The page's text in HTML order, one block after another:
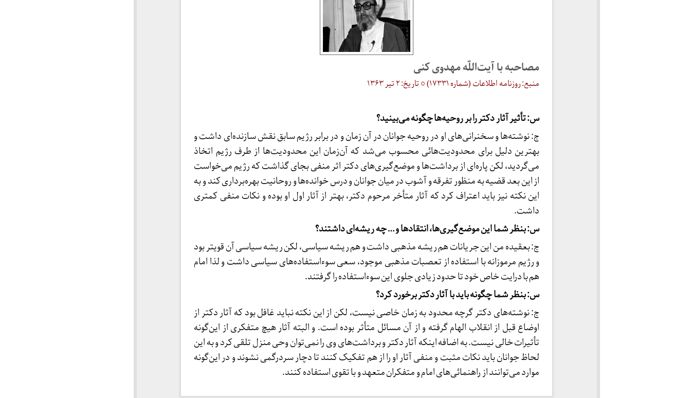
مصاحبه با آیت‌اللّه مهدوی کنی
منبع: روزنامه اطلاعات (شماره ۱۷۳۳۱) ○ تاریخ: ۲ تیر ۱۳۶۳
س: تأثیر آثار دکتر را بر روحیه‌ها چگونه می‌بینید؟
ج: نوشته‌ها و سخنرانی‌های او در روحیه جوانان در آن زمان و در برابر رژیم سابق نقش سازنده‌ای داشت و
بهترین دلیل برای محدودیت‌هائی محسوب می‌شد که آن‌زمان این محدودیت‌ها از طرف رژیم اتخاذ
می‌گردید، لکن پاره‌ای از برداشت‌ها و موضع‌گیری‌های دکتر اثر منفی بجای گذاشت که رژیم می‌خواست
از این بعد قضیه به منظور تفرقه و آشوب در میان جوانان و درس خوانده‌ها و روحانیت بهره‌برداری کند و به
این نکته نیز باید اعتراف کرد که آثار متأخر مرحوم دکتر، بهتر از آثار اول او بوده و نکات منفی کمتری
داشت.
س: بنظر شما این موضع‌گیری‌ها، انتقادها و … چه ریشه‌ای داشتند؟
ج: بعقیده من این جریانات هم ریشه مذهبی داشت و هم ریشه سیاسی، لکن ریشه سیاسی آن قویتر بود
و رژیم مرموزانه با استفاده از تعصبات مذهبی موجود، سعی سوءاستفاده‌های سیاسی داشت و لذا امام
هم با درایت خاص خود تا حدود زیادی جلوی این سوءاستفاده را گرفتند.
س: بنظر شما چگونه باید با آثار دکتر برخورد کرد؟
ج: نوشته‌های دکتر گرچه محدود به زمان خاصی نیست، لکن از این نکته نباید غافل بود که آثار دکتر از
اوضاع قبل از انقلاب الهام گرفته و از آن مسائل متأثر بوده است. و البته آثار هیچ متفکری از این‌گونه
تأثیرات خالی نیست. به اضافه اینکه آثار دکتر و برداشت‌های وی را نمی‌توان وحی منزل تلقی کرد و به این
لحاظ جوانان باید نکات مثبت و منفی آثار او را از هم تفکیک کنند تا دچار سردرگمی نشوند و در این‌گونه
موارد می‌توانند از راهنمائی‌های امام و متفکران متعهد و با تقوی استفاده کنند.